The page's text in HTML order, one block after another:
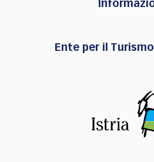
Ente per il